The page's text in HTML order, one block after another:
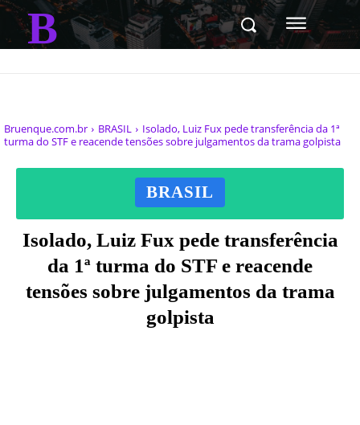
B
Bruenque.com.br BRASIL
Isolado, Luiz Fux pede transferência da 1ª
turma do STF e reacende tensões sobre julgamentos da trama golpista
BRASIL
Isolado, Luiz Fux pede transferência
da 1ª turma do STF e reacende
tensões sobre julgamentos da trama
golpista